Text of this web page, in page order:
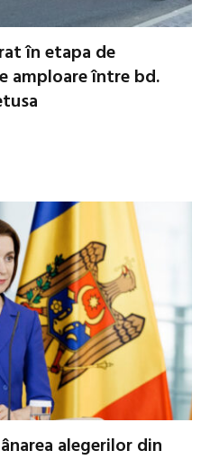
în etapa de
amploare între bd.
alegerilor din